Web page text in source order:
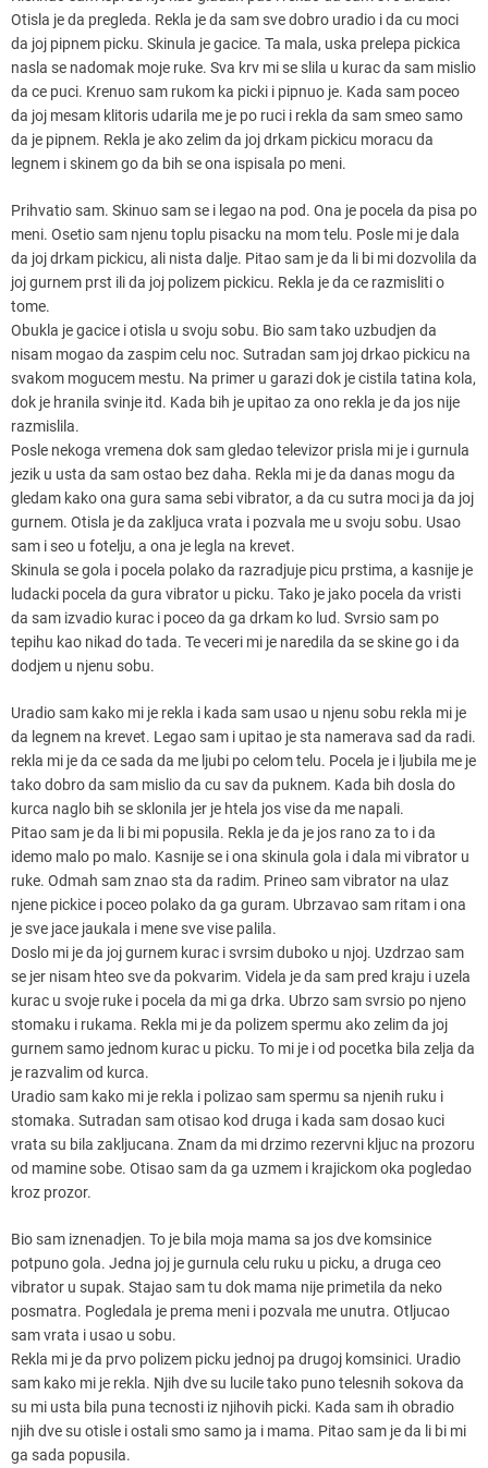
Otisla je da pregleda. Rekla je da sam sve dobro uradio i da cu moci
da joj pipnem picku. Skinula je gacice. Ta mala, uska prelepa pickica
nasla se nadomak moje ruke. Sva krv mi se slila u kurac da sam mislio
da ce puci. Krenuo sam rukom ka picki i pipnuo je. Kada sam poceo
da joj mesam klitoris udarila me je po ruci i rekla da sam smeo samo
da je pipnem. Rekla je ako zelim da joj drkam pickicu moracu da
legnem i skinem go da bih se ona ispisala po meni.
Prihvatio sam. Skinuo sam se i legao na pod. Ona je pocela da pisa po
meni. Osetio sam njenu toplu pisacku na mom telu. Posle mi je dala
da joj drkam pickicu, ali nista dalje. Pitao sam je da li bi mi dozvolila da
joj gurnem prst ili da joj polizem pickicu. Rekla je da ce razmisliti o
tome.
Obukla je gacice i otisla u svoju sobu. Bio sam tako uzbudjen da
nisam mogao da zaspim celu noc. Sutradan sam joj drkao pickicu na
svakom mogucem mestu. Na primer u garazi dok je cistila tatina kola,
dok je hranila svinje itd. Kada bih je upitao za ono rekla je da jos nije
razmislila.
Posle nekoga vremena dok sam gledao televizor prisla mi je i gurnula
jezik u usta da sam ostao bez daha. Rekla mi je da danas mogu da
gledam kako ona gura sama sebi vibrator, a da cu sutra moci ja da joj
gurnem. Otisla je da zakljuca vrata i pozvala me u svoju sobu. Usao
sam i seo u fotelju, a ona je legla na krevet.
Skinula se gola i pocela polako da razradjuje picu prstima, a kasnije je
ludacki pocela da gura vibrator u picku. Tako je jako pocela da vristi
da sam izvadio kurac i poceo da ga drkam ko lud. Svrsio sam po
tepihu kao nikad do tada. Te veceri mi je naredila da se skine go i da
dodjem u njenu sobu.
Uradio sam kako mi je rekla i kada sam usao u njenu sobu rekla mi je
da legnem na krevet. Legao sam i upitao je sta namerava sad da radi.
rekla mi je da ce sada da me ljubi po celom telu. Pocela je i ljubila me je
tako dobro da sam mislio da cu sav da puknem. Kada bih dosla do
kurca naglo bih se sklonila jer je htela jos vise da me napali.
Pitao sam je da li bi mi popusila. Rekla je da je jos rano za to i da
idemo malo po malo. Kasnije se i ona skinula gola i dala mi vibrator u
ruke. Odmah sam znao sta da radim. Prineo sam vibrator na ulaz
njene pickice i poceo polako da ga guram. Ubrzavao sam ritam i ona
je sve jace jaukala i mene sve vise palila.
Doslo mi je da joj gurnem kurac i svrsim duboko u njoj. Uzdrzao sam
se jer nisam hteo sve da pokvarim. Videla je da sam pred kraju i uzela
kurac u svoje ruke i pocela da mi ga drka. Ubrzo sam svrsio po njeno
stomaku i rukama. Rekla mi je da polizem spermu ako zelim da joj
gurnem samo jednom kurac u picku. To mi je i od pocetka bila zelja da
je razvalim od kurca.
Uradio sam kako mi je rekla i polizao sam spermu sa njenih ruku i
stomaka. Sutradan sam otisao kod druga i kada sam dosao kuci
vrata su bila zakljucana. Znam da mi drzimo rezervni kljuc na prozoru
od mamine sobe. Otisao sam da ga uzmem i krajickom oka pogledao
kroz prozor.
Bio sam iznenadjen. To je bila moja mama sa jos dve komsinice
potpuno gola. Jedna joj je gurnula celu ruku u picku, a druga ceo
vibrator u supak. Stajao sam tu dok mama nije primetila da neko
posmatra. Pogledala je prema meni i pozvala me unutra. Otljucao
sam vrata i usao u sobu.
Rekla mi je da prvo polizem picku jednoj pa drugoj komsinici. Uradio
sam kako mi je rekla. Njih dve su lucile tako puno telesnih sokova da
su mi usta bila puna tecnosti iz njihovih picki. Kada sam ih obradio
njih dve su otisle i ostali smo samo ja i mama. Pitao sam je da li bi mi
ga sada popusila.